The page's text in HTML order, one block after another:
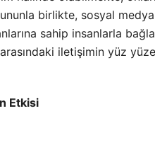
birlikte, sosyal
sahip insanlarla
iletişimin yüz
Etkisi